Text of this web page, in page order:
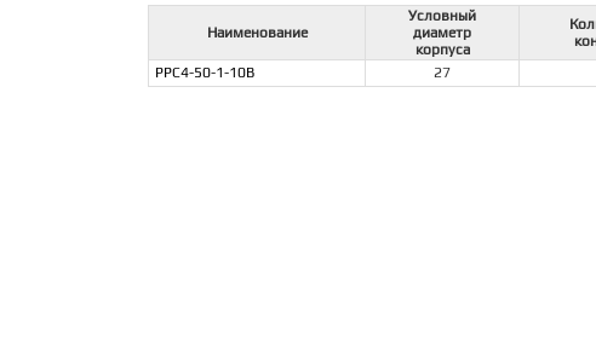
Наименование
Условный
диаметр
корпуса
РРС4-50-1-10В
27